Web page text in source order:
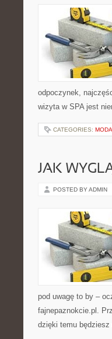
odpoczynek,
wizyta w SPA jest
CATEGORIES:
JAK
POSTED BY ADMIN
pod uwagę to by –
fajnepaznokcie.pl.
dzięki temu